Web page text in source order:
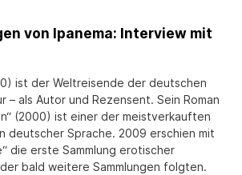
von Ipanema: Interview mit
ist der Weltreisende der deutschen
– als Autor und Rezensent. Sein Roman
(2000) ist einer der meistverkauften
deutscher Sprache. 2009 erschien mit
die erste Sammlung erotischer
bald weitere Sammlungen folgten.